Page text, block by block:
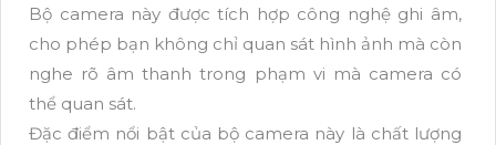
Bộ camera này được tích hợp công nghệ ghi âm,
cho phép bạn không chỉ quan sát hình ảnh mà còn
nghe rõ âm thanh trong phạm vi mà camera có
thể quan sát.
Đặc điểm nổi bật của bộ camera này là chất lượng